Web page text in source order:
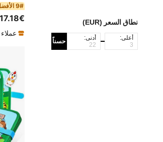
نطاق السعر (EUR)
أعلى: أدنى: حسناً
9# الأفضل مبيعا
17.18€